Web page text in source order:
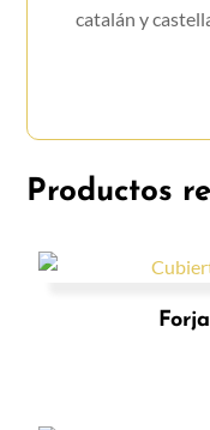
catalán y
Productos